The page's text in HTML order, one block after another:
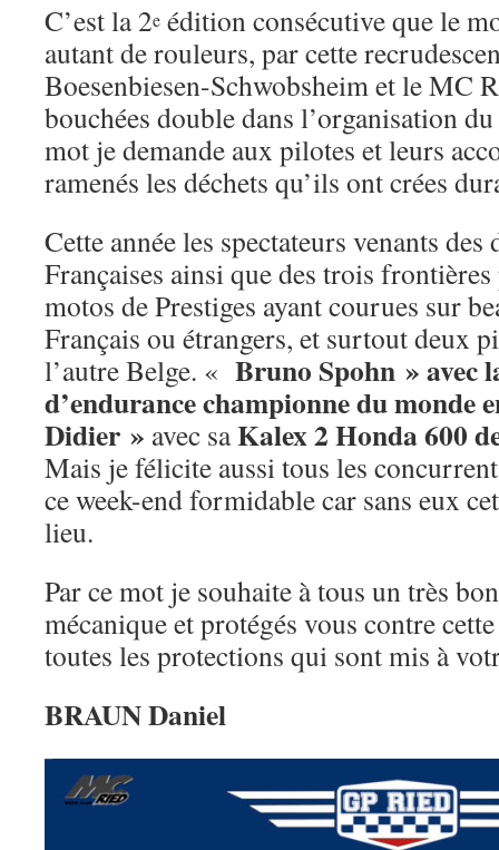
C’est la 2e édition consécutive que le
autant de rouleurs, par cette
Boesenbiesen-Schwobsheim et le MC
bouchées double dans l’organisation
mot je demande aux pilotes et leurs
ramenés les déchets qu’ils ont crées
Cette année les spectateurs venants
Françaises ainsi que des trois
motos de Prestiges ayant courues sur
Français ou étrangers, et surtout deux
l’autre Belge. « Bruno Spohn » avec
d’endurance championne du monde
Didier » avec saKalex 2 Honda 600
Mais je félicite aussi tous les
ce week-end formidable car sans eux
lieu.
Par ce mot je souhaite à tous un très
mécanique et protégés vous contre
toutes les protections qui sont mis à
BRAUN Daniel